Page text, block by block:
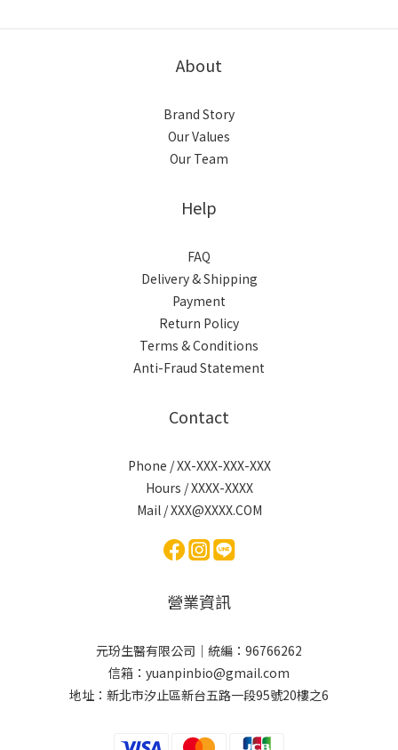
About
Brand Story
Our Values
Our Team
Help
FAQ
Delivery & Shipping
Payment
Return Policy
Terms & Conditions
Anti-Fraud Statement
Contact
Phone / XX-XXX-XXX-XXX
Hours / XXXX-XXXX
Mail / XXX@XXXX.COM
營業資訊
元玢生醫有限公司｜統編：96766262
信箱：yuanpinbio@gmail.com
地址：新北市汐止區新台五路一段95號20樓之6